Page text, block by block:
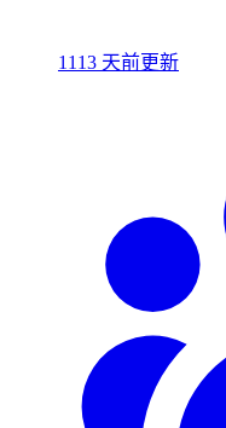
1113 天前更新